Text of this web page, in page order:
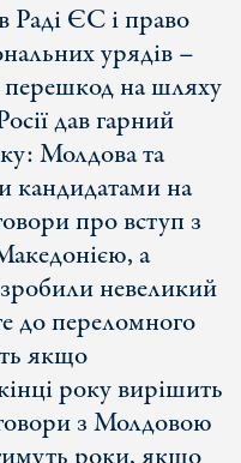
Раді ЄС і право
урядів –
на шляху
дав гарний
Молдова та
кандидатами на
про вступ з
а
невеликий
до переломного
якщо
року вирішить
з Молдовою